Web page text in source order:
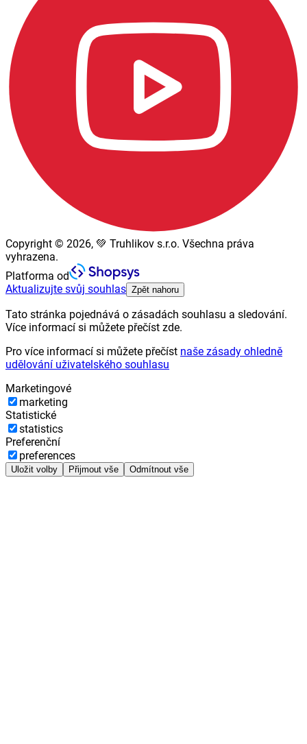
Copyright © 2026, 💚 Truhlikov s.r.o. Všechna práva
vyhrazena.
Platforma od
Aktualizujte svůj souhlas Zpět nahoru
Tato stránka pojednává o zásadách souhlasu a sledování.
Více informací si můžete přečíst zde.
Pro více informací si můžete přečíst naše zásady ohledně
udělování uživatelského souhlasu
Marketingové
marketing
Statistické
statistics
Preferenční
preferences
Uložit volby Přijmout vše Odmítnout vše